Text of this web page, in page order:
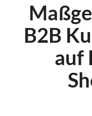
B2B
auf